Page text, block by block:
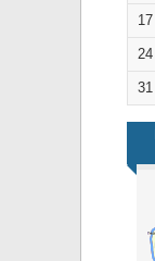
17
24
31